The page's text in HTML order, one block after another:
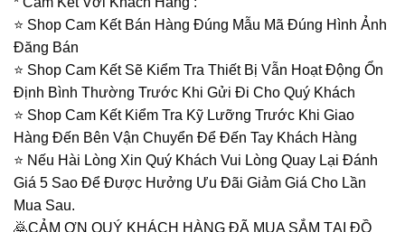
⭐️ Shop Cam Kết Bán Hàng Đúng Mẫu Mã Đúng Hình Ảnh
Đăng Bán
⭐️ Shop Cam Kết Sẽ Kiểm Tra Thiết Bị Vẫn Hoạt Động Ổn
Định Bình Thường Trước Khi Gửi Đi Cho Quý Khách
⭐️ Shop Cam Kết Kiểm Tra Kỹ Lưỡng Trước Khi Giao
Hàng Đến Bên Vận Chuyển Để Đến Tay Khách Hàng
⭐️ Nếu Hài Lòng Xin Quý Khách Vui Lòng Quay Lại Đánh
Giá 5 Sao Để Được Hưởng Ưu Đãi Giảm Giá Cho Lần
Mua Sau.
🙇CẢM ƠN QUÝ KHÁCH HÀNG ĐÃ MUA SẮM TẠI ĐỒ